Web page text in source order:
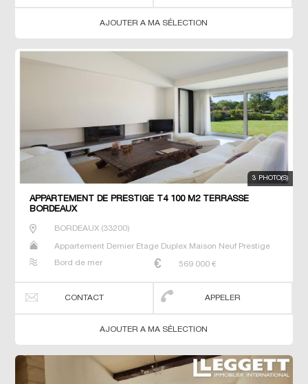
AJOUTER A MA SÉLECTION
3 PHOTO(S)
APPARTEMENT DE PRESTIGE T4 100 M2 TERRASSE
BORDEAUX
BORDEAUX(33200)
Appartement Dernier Etage Duplex Maison Neuf Prestige
Bord de mer
569 000 €
CONTACT APPELER
AJOUTER A MA SÉLECTION